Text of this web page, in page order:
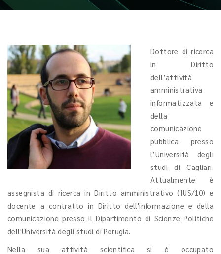
Dottore di ricerca
in Diritto
dell’attività
amministrativa
informatizzata e
della
comunicazione
pubblica presso
l’Università degli
studi di Cagliari.
Attualmente è
assegnista di ricerca in Diritto amministrativo (IUS/10) e
docente a contratto in Diritto dell'informazione e della
comunicazione presso il Dipartimento di Scienze Politiche
dell'Università degli studi di Perugia.
Nella sua attività scientifica si è occupato